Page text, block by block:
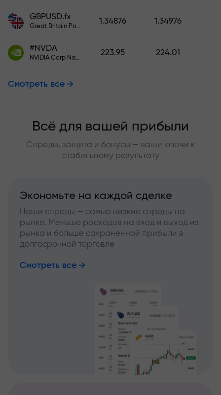
GBPUSD.fx
Great Britain Pound vs US Dollar
1.34876 1.34976
#NVDA
NVIDIA Corp Nasdaq Stock Exchange (Nasdaq) USD
223.95 224.01
Смотреть все
Всё для вашей прибыли
Спреды, защита и бонусы — ваши ключи к
стабильному результату
Экономьте на каждой сделке
Наши спреды — самые низкие спреды на
рынке. Меньше расходов на вход и выход из
рынка и больше сохраненной прибыли в
долгосрочной торговле
Смотреть все